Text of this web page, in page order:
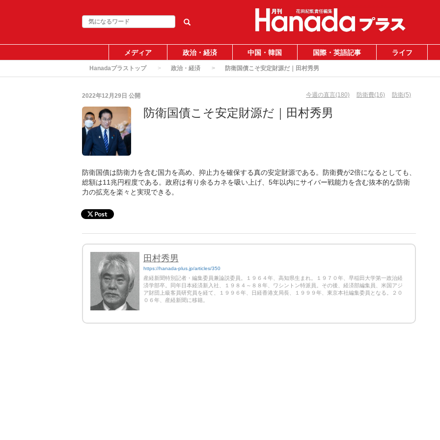
メディア 政治・経済 中国・韓国 国際・英語記事 ライフ
Hanadaプラストップ 政治・経済 防衛国債こそ安定財源だ｜田村秀男
2022年12月29日 公開 今週の直言(180) 防衛費(16) 防衛(5)
防衛国債こそ安定財源だ｜田村秀男
防衛国債は防衛力を含む国力を高め、抑止力を確保する真の安定財源である。防衛費が2倍になるとしても、
総額は11兆円程度である。政府は有り余るカネを吸い上げ、5年以内にサイバー戦能力を含む抜本的な防衛
力の拡充を楽々と実現できる。
田村秀男
https://hanada-plus.jp/articles/350
産経新聞特別記者・編集委員兼論説委員。１９６４年、高知県生まれ。１９７０年、早稲田大学第一政治経
済学部卒。同年日本経済新入社、１９８４～８８年、ワシントン特派員。その後、経済部編集員、米国アジ
ア財団上級客員研究員を経て、１９９６年、日経香港支局長、１９９９年、東京本社編集委員となる。２０
０６年、産経新聞に移籍。